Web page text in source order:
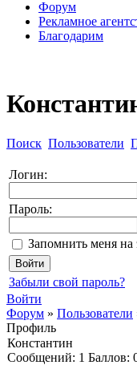
Форум
Рекламное
Благодарим
Поиск Пользователи
Логин:
Пароль:
Запомнить меня
Забыли свой пароль?
Войти
Форум » Пользователи
Профиль
Константин
Cообщений: 1 Баллов: